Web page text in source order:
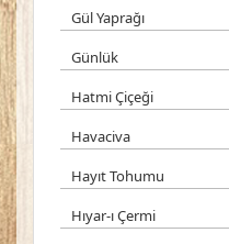
Gül Yaprağı
Günlük
Hatmi Çiçeği
Havaciva
Hayıt Tohumu
Hıyar-ı Çermi